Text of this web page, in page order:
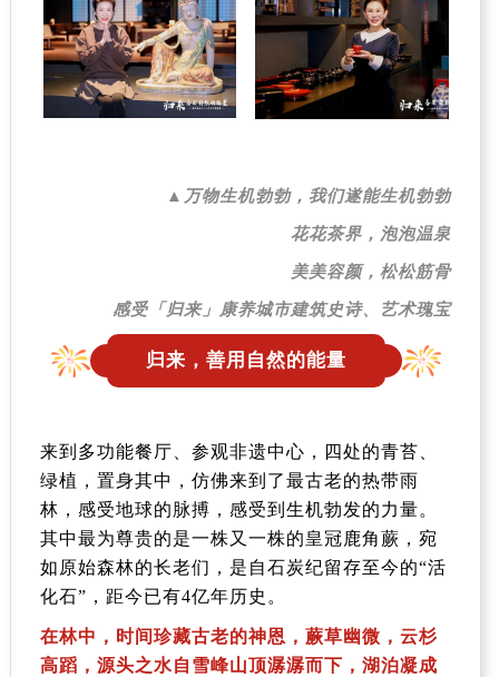
▲万物生机勃勃，我们遂能生机勃勃
花花茶界，泡泡温泉
美美容颜，松松筋骨
感受「归来」康养城市建筑史诗、艺术瑰宝
归来，善用自然的能量
来到多功能餐厅、参观非遗中心，四处的青苔、
绿植，置身其中，仿佛来到了最古老的热带雨
林，感受地球的脉搏，感受到生机勃发的力量。
其中最为尊贵的是一株又一株的皇冠鹿角蕨，宛
如原始森林的长老们，是自石炭纪留存至今的“活
化石”，距今已有4亿年历史。
在林中，时间珍藏古老的神恩，蕨草幽微，云杉
高蹈，源头之水自雪峰山顶潺潺而下，湖泊凝成